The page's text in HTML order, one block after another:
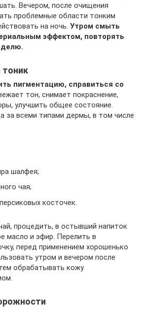
Вечером, после очищения
проблемные области тонким
на ночь. Утром смыть
эффектом, повторять
пигментацию, справиться со
тон, снимает покраснение,
улучшить общее состояние.
за всеми типами дермы, в том числе
шалфея;
чая;
косточек.
процедить, в остывший напиток
масло и эфир. Перелить в
перед применением хорошенько
утром и вечером после
обрабатывать кожу